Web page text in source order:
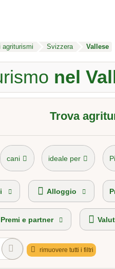
agriturismi Svizzera Vallese
nel
Trova
cani ideale per
livello dei prezzi
Alloggio
Premi e partner
rimuovere tutti i filtri